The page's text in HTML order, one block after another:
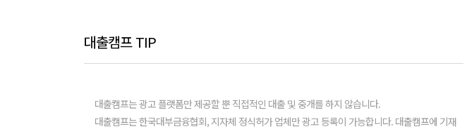
대출캠프 TIP
대출캠프는 광고 플랫폼만 제공할 뿐 직접적인 대출 및 중개를 하지 않습니다.
대출캠프는 한국대부금융협회, 지자체 정식허가 업체만 광고 등록이 가능합니다. 대출캠프에 기재